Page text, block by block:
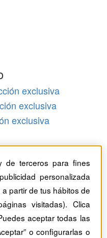
exclusiva
exclusiva
exclusiva
de terceros para fines
personalizada
partir de tus hábitos de
visitadas). Clica
aceptar todas las
o configurarlas o